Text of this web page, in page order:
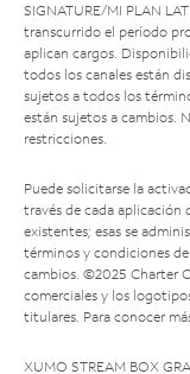
SIGNATURE/MI PLAN
transcurrido el período
aplican cargos.
todos los canales están
sujetos a todos los
están sujetos a cambios.
restricciones.
Puede solicitarse la
través de cada aplicación
existentes; esas se
términos y condiciones
cambios. ©2025 Charter
comerciales y los
titulares. Para conocer
XUMO STREAM BOX